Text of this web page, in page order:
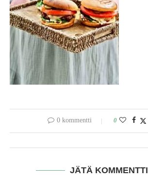
0 kommentti 0
JÄTÄ KOMMENTTI